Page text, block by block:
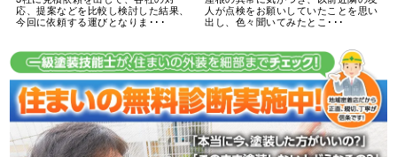
応、提案などを比較し検討した結果、
今回に依頼する運びとなりま･･･
人が点検をお願いしていたことを思い
出し、色々聞いてみたとこ･･･